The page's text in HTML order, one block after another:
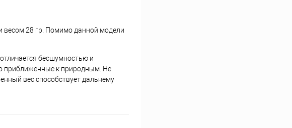
весом 28 гр. Помимо данной модели
бесшумностью и
приближенные к природным. Не
вес способствует дальнему